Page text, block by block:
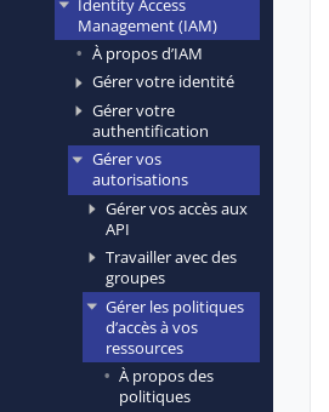
Identity Access
Management (IAM)
À propos d’IAM
Gérer votre identité
Gérer votre
authentification
Gérer vos
autorisations
Gérer vos accès aux
API
Travailler avec des
groupes
Gérer les politiques
d’accès à vos
ressources
À propos des
politiques